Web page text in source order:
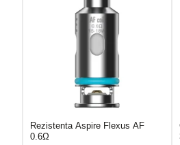
Rezistenta Aspire Flexus AF
0.6Ω